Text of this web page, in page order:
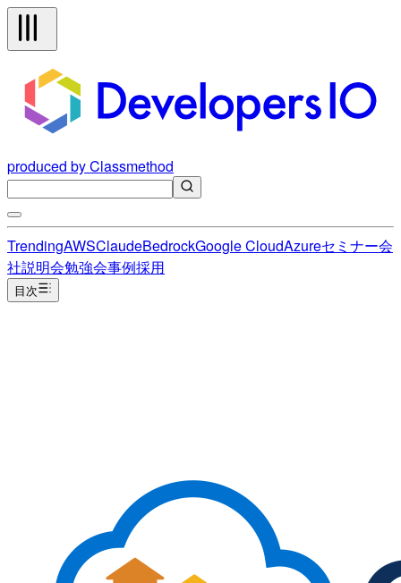
produced by Classmethod
TrendingAWSClaudeBedrockGoogle CloudAzureセミナー会
社説明会勉強会事例採用
目次